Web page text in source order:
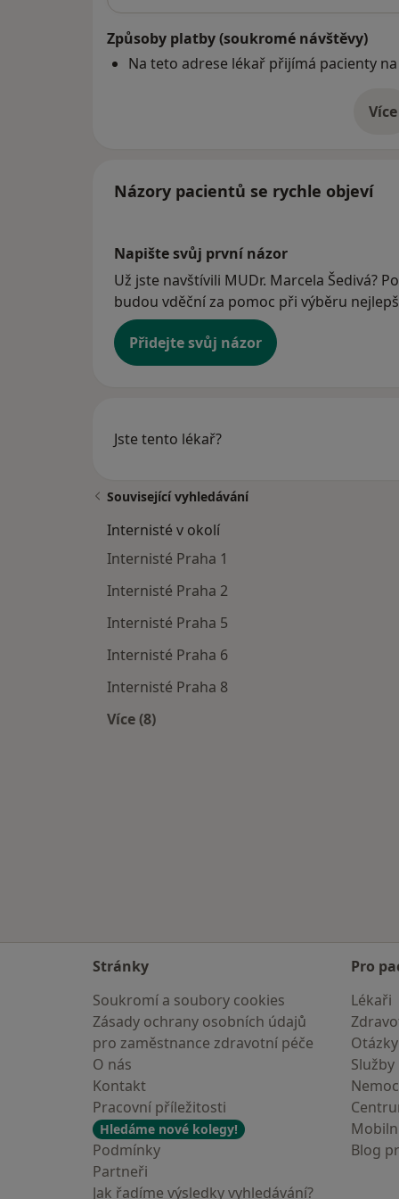
Způsoby platby (soukromé návštěvy)
Na teto adrese lékař přijímá pacienty
Více
o
Názory pacientů se rychle objeví
Napište svůj první názor
Už jste navštívili MUDr. Marcela Šedivá?
budou vděční za pomoc při výběru
Přidejte svůj názor
Jste tento lékař?
Související vyhledávání
Internisté v okolí
Internisté Praha 1
Internisté Praha 2
Internisté Praha 5
Internisté Praha 6
Internisté Praha 8
Více (8)
Stránky
Soukromí a soubory cookies
Zásady ochrany osobních údajů
pro zaměstnance zdravotní péče
O nás
Kontakt
Pracovní příležitosti
Hledáme nové kolegy!
Podmínky
Partneři
Jak řadíme výsledky vyhledávání?
Pro
Lékaři
Služby
Blog